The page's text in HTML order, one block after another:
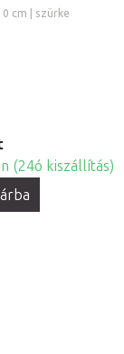
cm | szürke
(24ó kiszállítás)